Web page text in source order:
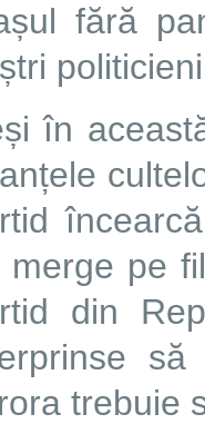
fără
în
merge pe
din
trebuie